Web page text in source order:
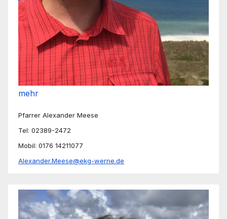
mehr
Pfarrer Alexander Meese
Tel: 02389-2472
Mobil: 0176 14211077
Alexander.Meese@ekg-werne.de